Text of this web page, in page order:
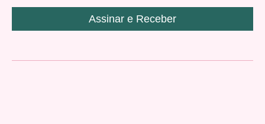
Assinar e Receber